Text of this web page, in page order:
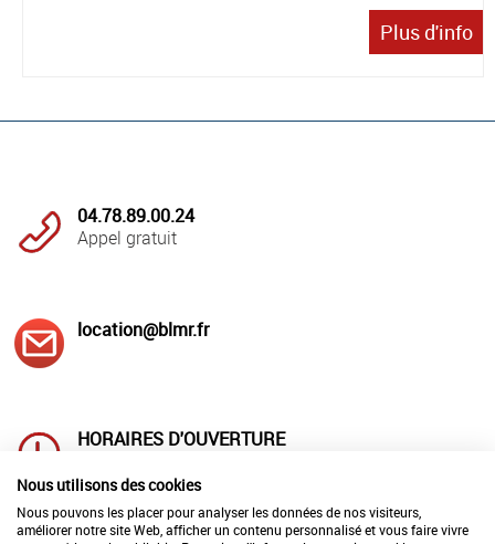
Plus d'info
04.78.89.00.24
Appel gratuit
location@blmr.fr
HORAIRES D'OUVERTURE
et 14h à 18h00
Vendredi : 8h00 à 12h00 et 14h00 à 17h00
Nous utilisons des cookies
Nous pouvons les placer pour analyser les données de nos visiteurs,
améliorer notre site Web, afficher un contenu personnalisé et vous faire vivre